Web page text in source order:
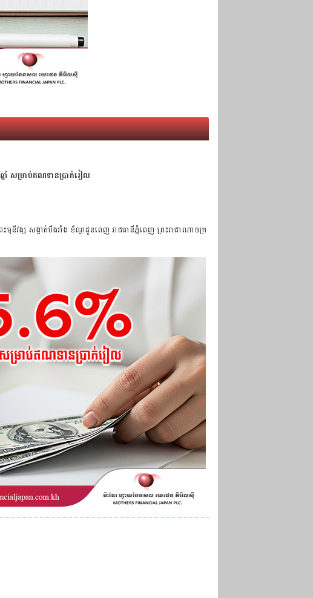
ាំ សម្រាប់ឥណទានប្រាក់រៀល
ង្ស សង្កាត់បឹងរាំង ខ័ណ្ឌដូនពេញ រាជធានីភ្នំពេញ ព្រះរាជាណាចក្រ